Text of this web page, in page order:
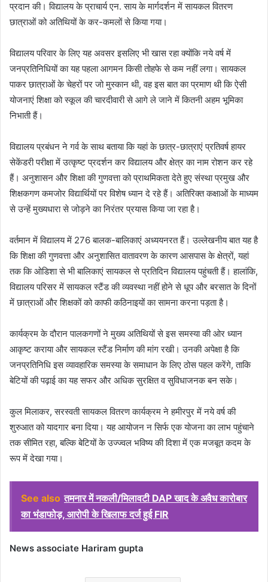
प्रदान की। विद्यालय के प्राचार्य एन. साय के मार्गदर्शन में सायकल वितरण
छात्राओं को अतिथियों के कर-कमलों से किया गया।
विद्यालय परिवार के लिए यह अवसर इसलिए भी खास रहा क्योंकि नये वर्ष में
जनप्रतिनिधियों का यह पहला आगमन किसी तोहफे से कम नहीं लगा। सायकल
पाकर छात्राओं के चेहरों पर जो मुस्कान थी, वह इस बात का प्रमाण थी कि ऐसी
योजनाएं शिक्षा को स्कूल की चारदीवारी से आगे ले जाने में कितनी अहम भूमिका
निभाती हैं।
विद्यालय प्रबंधन ने गर्व के साथ बताया कि यहां के छात्र-छात्राएं प्रतिवर्ष हायर
सेकेंडरी परीक्षा में उत्कृष्ट प्रदर्शन कर विद्यालय और क्षेत्र का नाम रोशन कर रहे
हैं। अनुशासन और शिक्षा की गुणवत्ता को प्राथमिकता देते हुए संस्था प्रमुख और
शिक्षकगण कमजोर विद्यार्थियों पर विशेष ध्यान दे रहे हैं। अतिरिक्त कक्षाओं के माध्यम
से उन्हें मुख्यधारा से जोड़ने का निरंतर प्रयास किया जा रहा है।
वर्तमान में विद्यालय में 276 बालक-बालिकाएं अध्ययनरत हैं। उल्लेखनीय बात यह है
कि शिक्षा की गुणवत्ता और अनुशासित वातावरण के कारण आसपास के क्षेत्रों, यहां
तक कि ओडिशा से भी बालिकाएं सायकल से प्रतिदिन विद्यालय पहुंचती हैं। हालांकि,
विद्यालय परिसर में सायकल स्टैंड की व्यवस्था नहीं होने से धूप और बरसात के दिनों
में छात्राओं और शिक्षकों को काफी कठिनाइयों का सामना करना पड़ता है।
कार्यक्रम के दौरान पालकगणों ने मुख्य अतिथियों से इस समस्या की ओर ध्यान
आकृष्ट कराया और सायकल स्टैंड निर्माण की मांग रखी। उनकी अपेक्षा है कि
जनप्रतिनिधि इस व्यावहारिक समस्या के समाधान के लिए ठोस पहल करेंगे, ताकि
बेटियों की पढ़ाई का यह सफर और अधिक सुरक्षित व सुविधाजनक बन सके।
कुल मिलाकर, सरस्वती सायकल वितरण कार्यक्रम ने हमीरपुर में नये वर्ष की
शुरुआत को यादगार बना दिया। यह आयोजन न सिर्फ एक योजना का लाभ पहुंचाने
तक सीमित रहा, बल्कि बेटियों के उज्ज्वल भविष्य की दिशा में एक मजबूत कदम के
रूप में देखा गया।
See also तमनार में नकली/मिलावटी DAP खाद के अवैध कारोबार
का भंडाफोड़, आरोपी के खिलाफ दर्ज हुई FIR
News associate Hariram gupta